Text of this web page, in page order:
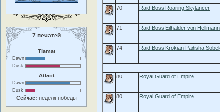
7 печатей
Tiamat
Dawn
Dusk
Atlant
Dawn
Dusk
Сейчас: неделя победы
70 Raid Boss Roaring Skylancer
71 Raid Boss Eilhalder von Hellmann
74 Raid Boss Krokian Padisha
80 Royal Guard of Empire
80 Royal Guard of Empire